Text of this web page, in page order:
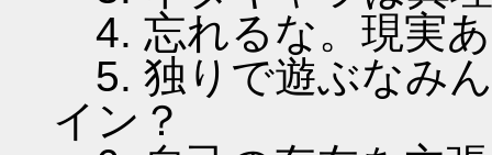
4. 忘れるな。現実
5. 独りで遊ぶなみ
イン？